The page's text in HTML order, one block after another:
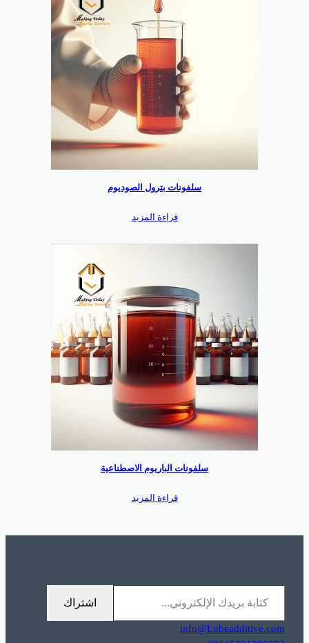
سلفونات بترول الصوديوم
قراءة المزيد
سلفونات الباريوم الاصطناعية
قراءة المزيد
كتابة بريدك الإلكتروني…
اشتراك
info@Lubeadditive.com